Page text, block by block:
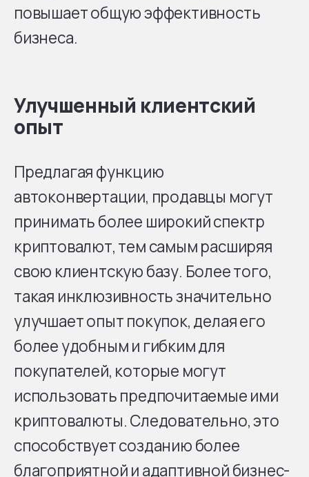
повышает общую эффективность
бизнеса.
Улучшенный клиентский
опыт
Предлагая функцию
автоконвертации, продавцы могут
принимать более широкий спектр
криптовалют, тем самым расширяя
свою клиентскую базу. Более того,
такая инклюзивность значительно
улучшает опыт покупок, делая его
более удобным и гибким для
покупателей, которые могут
использовать предпочитаемые ими
криптовалюты. Следовательно, это
способствует созданию более
благоприятной и адаптивной бизнес-